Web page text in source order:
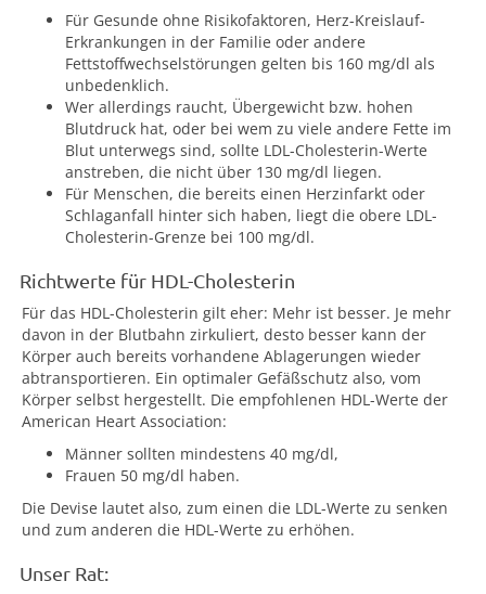
Für Gesunde ohne Risikofaktoren, Herz-Kreislauf-
Erkrankungen in der Familie oder andere
Fettstoffwechselstörungen gelten bis 160 mg/dl als
unbedenklich.
Wer allerdings raucht, Übergewicht bzw. hohen
Blutdruck hat, oder bei wem zu viele andere Fette im
Blut unterwegs sind, sollte LDL-Cholesterin-Werte
anstreben, die nicht über 130 mg/dl liegen.
Für Menschen, die bereits einen Herzinfarkt oder
Schlaganfall hinter sich haben, liegt die obere LDL-
Cholesterin-Grenze bei 100 mg/dl.
Richtwerte für HDL-Cholesterin
Für das HDL-Cholesterin gilt eher: Mehr ist besser. Je mehr
davon in der Blutbahn zirkuliert, desto besser kann der
Körper auch bereits vorhandene Ablagerungen wieder
abtransportieren. Ein optimaler Gefäßschutz also, vom
Körper selbst hergestellt. Die empfohlenen HDL-Werte der
American Heart Association:
Männer sollten mindestens 40 mg/dl,
Frauen 50 mg/dl haben.
Die Devise lautet also, zum einen die LDL-Werte zu senken
und zum anderen die HDL-Werte zu erhöhen.
Unser Rat: